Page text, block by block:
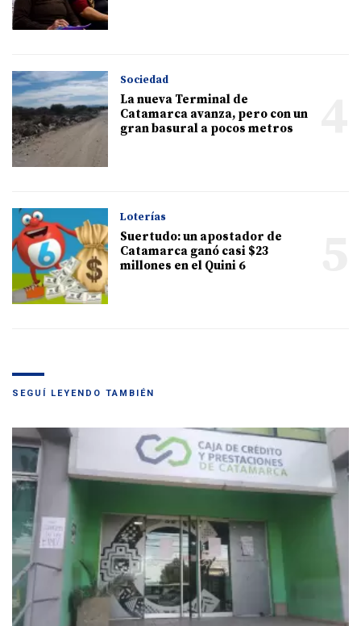
Sociedad
La nueva Terminal de
Catamarca avanza, pero con un
gran basural a pocos metros
Loterías
Suertudo: un apostador de
Catamarca ganó casi $23
millones en el Quini 6
SEGUÍ LEYENDO TAMBIÉN